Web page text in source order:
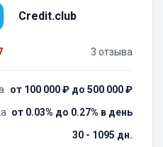
Credit.club
3 отзыва
от 100 000 ₽ до 500 000 ₽
от 0.03% до 0.27% в день
30 - 1095 дн.